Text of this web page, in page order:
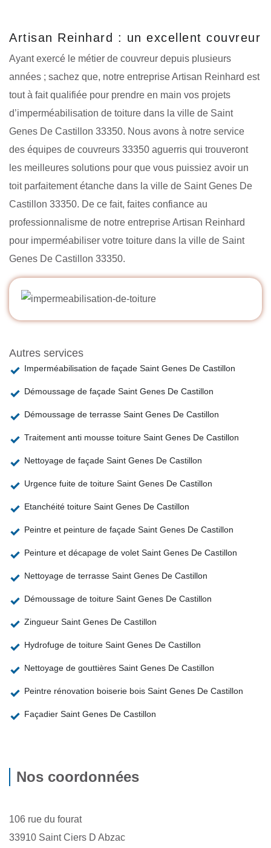
Artisan Reinhard : un excellent couvreur
Ayant exercé le métier de couvreur depuis plusieurs
années ; sachez que, notre entreprise Artisan Reinhard est
tout à fait qualifiée pour prendre en main vos projets
d’imperméabilisation de toiture dans la ville de Saint
Genes De Castillon 33350. Nous avons à notre service
des équipes de couvreurs 33350 aguerris qui trouveront
les meilleures solutions pour que vous puissiez avoir un
toit parfaitement étanche dans la ville de Saint Genes De
Castillon 33350. De ce fait, faites confiance au
professionnalisme de notre entreprise Artisan Reinhard
pour imperméabiliser votre toiture dans la ville de Saint
Genes De Castillon 33350.
Autres services
Imperméabilisation de façade Saint Genes De Castillon
Démoussage de façade Saint Genes De Castillon
Démoussage de terrasse Saint Genes De Castillon
Traitement anti mousse toiture Saint Genes De Castillon
Nettoyage de façade Saint Genes De Castillon
Urgence fuite de toiture Saint Genes De Castillon
Etanchéité toiture Saint Genes De Castillon
Peintre et peinture de façade Saint Genes De Castillon
Peinture et décapage de volet Saint Genes De Castillon
Nettoyage de terrasse Saint Genes De Castillon
Démoussage de toiture Saint Genes De Castillon
Zingueur Saint Genes De Castillon
Hydrofuge de toiture Saint Genes De Castillon
Nettoyage de gouttières Saint Genes De Castillon
Peintre rénovation boiserie bois Saint Genes De Castillon
Façadier Saint Genes De Castillon
Nos coordonnées
106 rue du fourat
33910 Saint Ciers D Abzac